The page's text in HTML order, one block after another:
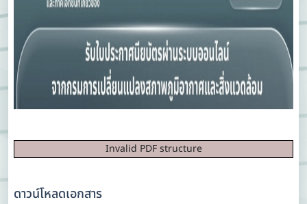
Invalid PDF structure
ดาวน์โหลดเอกสาร